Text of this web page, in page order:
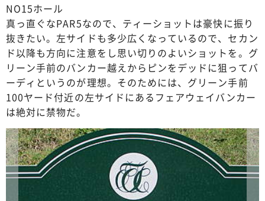
NO15ホール
真っ直ぐなPAR5なので、ティーショットは豪快に振り
抜きたい。左サイドも多少広くなっているので、セカン
ド以降も方向に注意をし思い切りのよいショットを。グ
リーン手前のバンカー越えからピンをデッドに狙ってバ
ーディというのが理想。そのためには、グリーン手前
100ヤード付近の左サイドにあるフェアウェイバンカー
は絶対に禁物だ。